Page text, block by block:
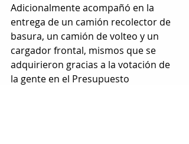
Adicionalmente acompañó en la
entrega de un camión recolector de
basura, un camión de volteo y un
cargador frontal, mismos que se
adquirieron gracias a la votación de
la gente en el Presupuesto